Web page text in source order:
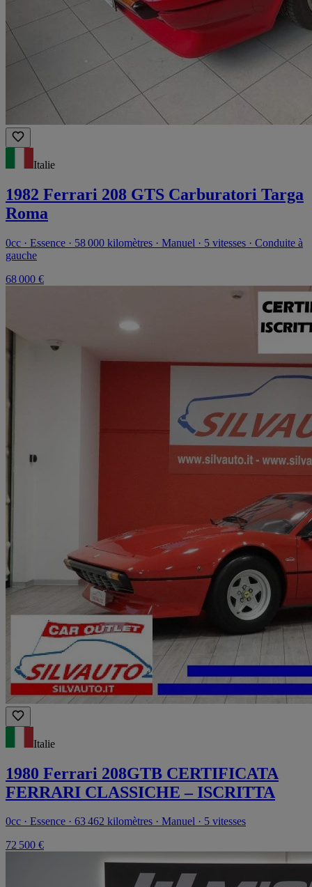
Italie
1982 Ferrari 208 GTS Carburatori Targa
Roma
0cc · Essence · 58 000 kilomètres · Manuel · 5 vitesses · Conduite à
gauche
68 000 €
Italie
1980 Ferrari 208GTB CERTIFICATA
FERRARI CLASSICHE – ISCRITTA
0cc · Essence · 63 462 kilomètres · Manuel · 5 vitesses
72 500 €